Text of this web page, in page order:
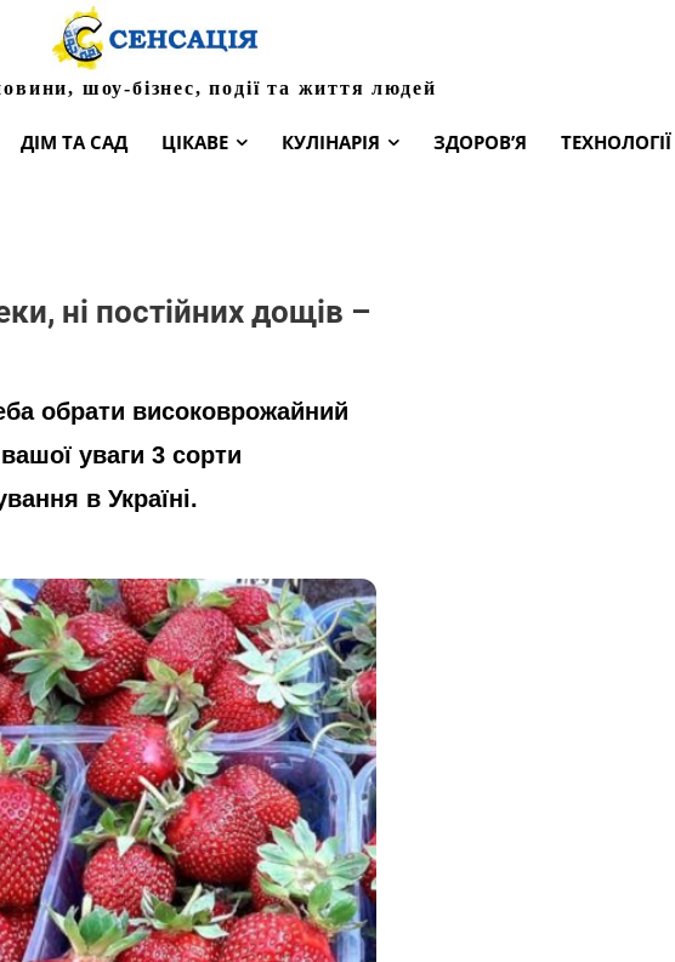
шоу-бізнес, події та життя людей
ДІМ ТА САД ЦІКАВЕ КУЛІНАРІЯ ЗДОРОВ’Я ТЕХНОЛОГІЇ
ні постійних дощів –
обрати високоврожайний
уваги 3 сорти
в Україні.